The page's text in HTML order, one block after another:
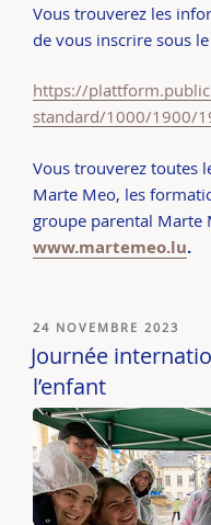
Vous trouverez les
de vous inscrire sous
https://
standard/1000/1900/
Vous trouverez toutes
Marte Meo, les
groupe parental Marte
www.martemeo.lu.
PUBLIÉ
LE
24 NOVEMBRE 2023
Journée
l’enfant